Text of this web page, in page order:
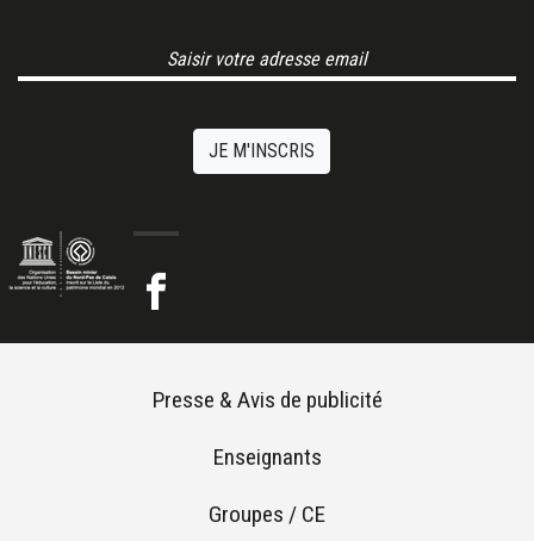
JE M'INSCRIS
Footer menu
Presse & Avis de publicité
Enseignants
Groupes / CE